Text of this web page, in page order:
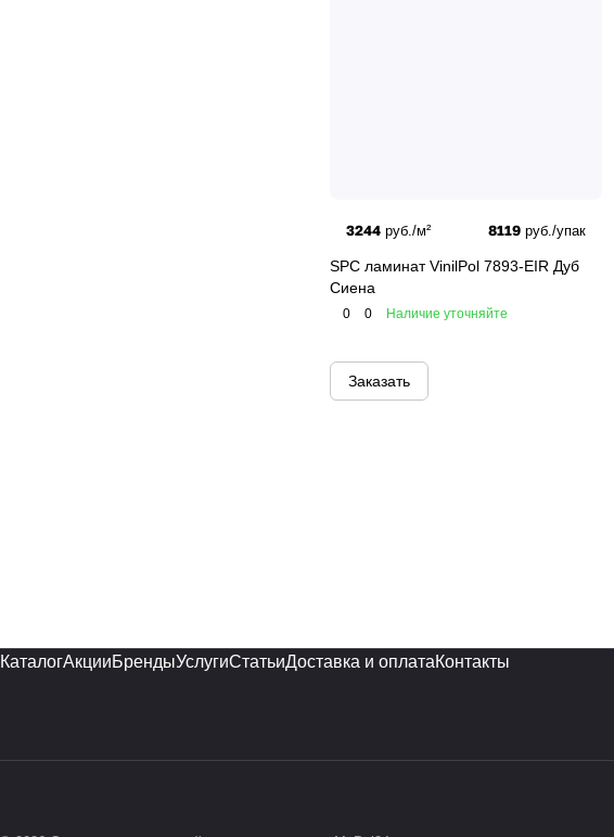
3244 руб./м² 8119 руб./упак
SPC ламинат VinilPol 7893-EIR Дуб
Сиена
0 0 Наличие уточняйте
Заказать
КаталогАкцииБрендыУслугиСтатьиДоставка и оплатаКонтакты